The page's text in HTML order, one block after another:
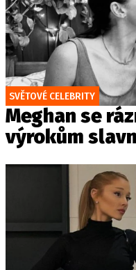
SVĚTOVÉ CELEBRITY
Meghan se
výrokům